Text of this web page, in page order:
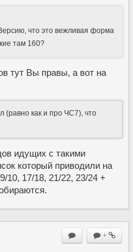
что это вежливая форма
там 160?
тут Вы правы, а вот на
(равно как и про ЧС7), что
идущих с такими
который приводили на
10, 17/18, 21/22, 23/24 +
+